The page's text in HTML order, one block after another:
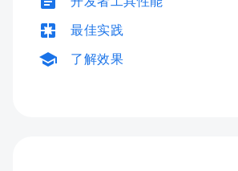
pages 最佳实践
school 了解效果